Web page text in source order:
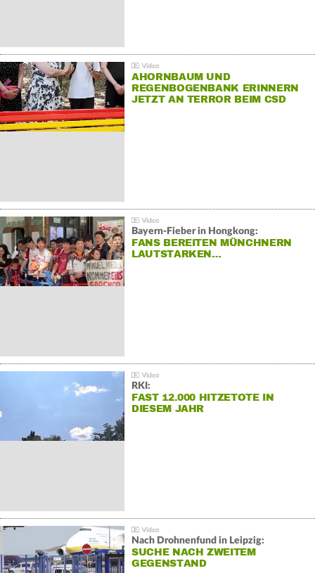
AHORNBAUM UND
REGENBOGENBANK ERINNERN
JETZT AN TERROR BEIM CSD
Bayern-Fieber in Hongkong:
FANS BEREITEN MÜNCHNERN
LAUTSTARKEN…
RKI:
FAST 12.000 HITZETOTE IN
DIESEM JAHR
Nach Drohnenfund in Leipzig:
SUCHE NACH ZWEITEM
GEGENSTAND